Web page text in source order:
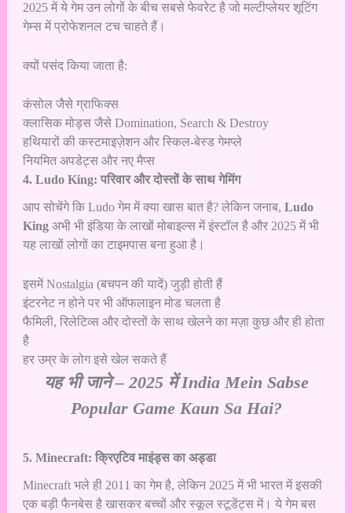
2025 में ये गेम उन लोगों के बीच सबसे फेवरेट है जो मल्टीप्लेयर शूटिंग
गेम्स में प्रोफेशनल टच चाहते हैं।
क्यों पसंद किया जाता है:
कंसोल जैसे ग्राफिक्स
क्लासिक मोड्स जैसे Domination, Search & Destroy
हथियारों की कस्टमाइज़ेशन और स्किल-बेस्ड गेमप्ले
नियमित अपडेट्स और नए मैप्स
4. Ludo King: परिवार और दोस्तों के साथ गेमिंग
आप सोचेंगे कि Ludo गेम में क्या खास बात है? लेकिन जनाब, Ludo
Kingअभी भी इंडिया के लाखों मोबाइल्स में इंस्टॉल है और 2025 में भी
यह लाखों लोगों का टाइमपास बना हुआ है।
इसमें Nostalgia (बचपन की यादें) जुड़ी होती हैं
इंटरनेट न होने पर भी ऑफलाइन मोड चलता है
फैमिली, रिलेटिव्स और दोस्तों के साथ खेलने का मज़ा कुछ और ही होता
है
हर उम्र के लोग इसे खेल सकते हैं
यह भी जाने –2025 में India Mein Sabse
Popular Game Kaun Sa Hai?
5. Minecraft: क्रिएटिव माइंड्स का अड्डा
Minecraft भले ही 2011 का गेम है, लेकिन 2025 में भी भारत में इसकी
एक बड़ी फैनबेस है खासकर बच्चों और स्कूल स्टूडेंट्स में। ये गेम बस